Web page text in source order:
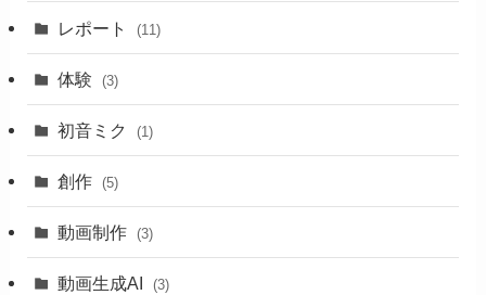
レポート (11)
体験 (3)
初音ミク (1)
創作 (5)
動画制作 (3)
動画生成AI (3)